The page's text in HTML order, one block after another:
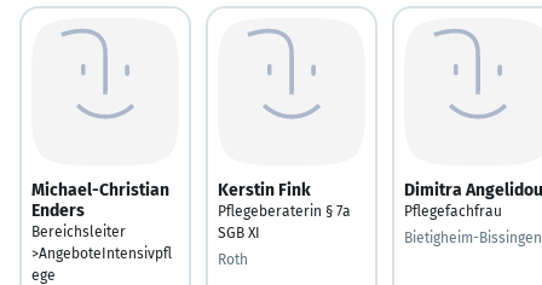
Michael-Christian
Enders
Bereichsleiter
>AngeboteIntensivpfl
ege
Kerstin Fink
Pflegeberaterin § 7a
SGB XI
Roth
Dimitra Angelidou
Pflegefachfrau
Bietigheim-Bissingen